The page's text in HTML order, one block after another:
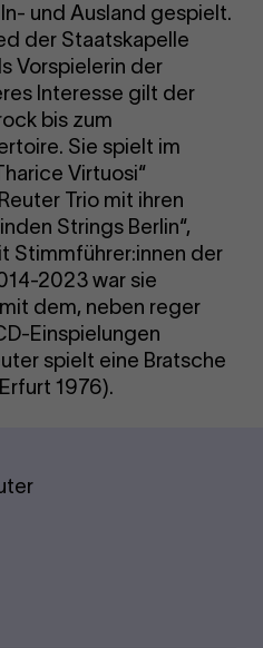
und Ausland gespielt.
der Staatskapelle
Vorspielerin der
Interesse gilt der
bis zum
Sie spielt im
Virtuosi“
Trio mit ihren
Strings Berlin“,
Stimmführer:innen der
2023 war sie
dem, neben reger
Einspielungen
spielt eine Bratsche
1976).